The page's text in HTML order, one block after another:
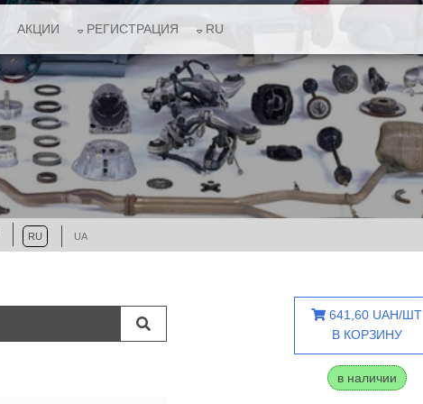
АКЦИИ РЕГИСТРАЦИЯ RU
RU UA
641,60 UAH/ШТ
В КОРЗИНУ
в наличии